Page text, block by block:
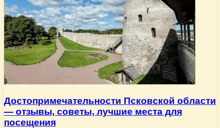
Достопримечательности Псковской области
— отзывы, советы, лучшие места для
посещения